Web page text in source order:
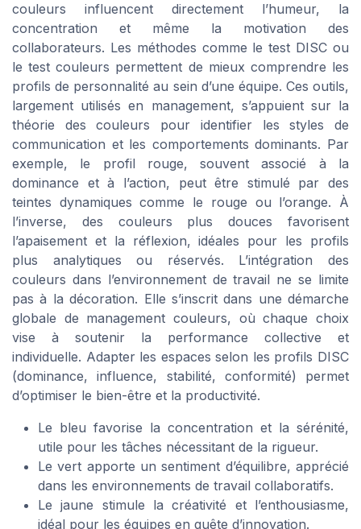
couleurs influencent directement l’humeur, la
concentration et même la motivation des
collaborateurs. Les méthodes comme le test DISC ou
le test couleurs permettent de mieux comprendre les
profils de personnalité au sein d’une équipe. Ces outils,
largement utilisés en management, s’appuient sur la
théorie des couleurs pour identifier les styles de
communication et les comportements dominants. Par
exemple, le profil rouge, souvent associé à la
dominance et à l’action, peut être stimulé par des
teintes dynamiques comme le rouge ou l’orange. À
l’inverse, des couleurs plus douces favorisent
l’apaisement et la réflexion, idéales pour les profils
plus analytiques ou réservés. L’intégration des
couleurs dans l’environnement de travail ne se limite
pas à la décoration. Elle s’inscrit dans une démarche
globale de management couleurs, où chaque choix
vise à soutenir la performance collective et
individuelle. Adapter les espaces selon les profils DISC
(dominance, influence, stabilité, conformité) permet
d’optimiser le bien-être et la productivité.
Le bleu favorise la concentration et la sérénité,
utile pour les tâches nécessitant de la rigueur.
Le vert apporte un sentiment d’équilibre, apprécié
dans les environnements de travail collaboratifs.
Le jaune stimule la créativité et l’enthousiasme,
idéal pour les équipes en quête d’innovation.